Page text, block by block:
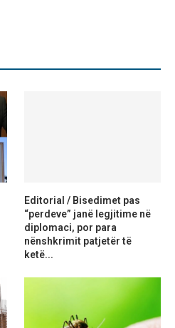
Editorial / Bisedimet pas
“perdeve” janë legjitime në
diplomaci, por para
nënshkrimit patjetër të
ketë...